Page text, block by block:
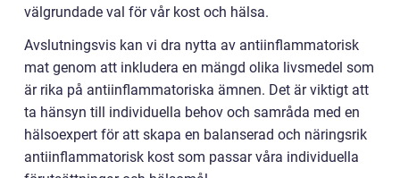
välgrundade val för vår kost och hälsa.
Avslutningsvis kan vi dra nytta av antiinflammatorisk
mat genom att inkludera en mängd olika livsmedel som
är rika på antiinflammatoriska ämnen. Det är viktigt att
ta hänsyn till individuella behov och samråda med en
hälsoexpert för att skapa en balanserad och näringsrik
antiinflammatorisk kost som passar våra individuella